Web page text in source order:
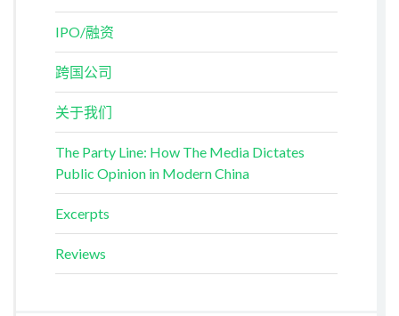
IPO/融资
跨国公司
关于我们
The Party Line: How The Media Dictates
Public Opinion in Modern China
Excerpts
Reviews